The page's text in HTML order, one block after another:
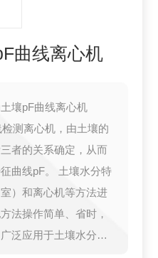
曲线离心机
壤pF曲线离心机
测离心机，由土壤的
者的关系确定，从而
曲线pF。 土壤水分特
）和离心机等方法进
法操作简单、省时，
泛应用于土壤水分动